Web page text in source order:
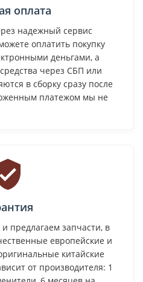
оплата
надежный сервис
оплатить покупку
деньгами, а
через СБП или
в сборку сразу после
платежом мы не
предлагаем запчасти, в
европейские и
китайские
от производителя: 1